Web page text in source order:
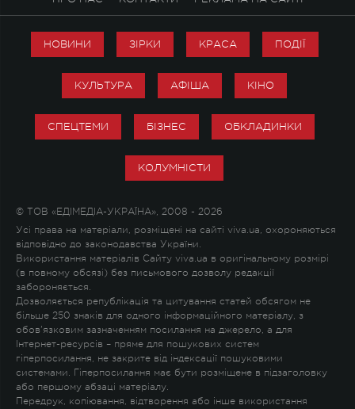
НОВИНИ ЗІРКИ КРАСА ПОДІЇ
КУЛЬТУРА АФІША КІНО
СПЕЦТЕМИ БІЗНЕС ОБКЛАДИНКИ
КОЛУМНІСТИ
© ТОВ «ЕДІМЕДІА-УКРАЇНА», 2008 - 2026
Усі права на матеріали, розміщені на сайті viva.ua, охороняються
відповідно до законодавства України.
Використання матеріалів Сайту viva.ua в оригінальному розмірі
(в повному обсязі) без письмового дозволу редакції
забороняється.
Дозволяється републікація та цитування статей обсягом не
більше 250 знаків для одного інформаційного матеріалу, з
обов'язковим зазначенням посилання на джерело, а для
Інтернет-ресурсів – пряме для пошукових систем
гіперпосилання, не закрите від індексації пошуковими
системами. Гіперпосилання має бути розміщене в підзаголовку
або першому абзаці матеріалу.
Передрук, копіювання, відтворення або інше використання